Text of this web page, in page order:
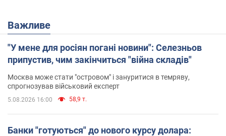
Важливе
"У мене для росіян погані новини": Селезньов
припустив, чим закінчиться "війна складів"
Москва може стати "островом" і зануритися в темряву,
спрогнозував військовий експерт
5.08.2026 16:00 58,9 т.
Банки "готуються" до нового курсу долара: